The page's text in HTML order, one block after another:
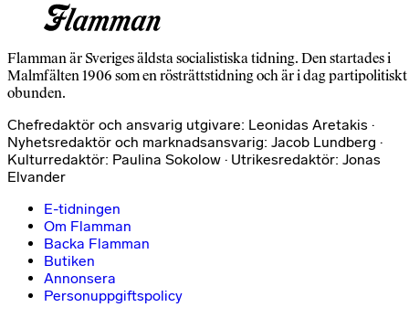
Flamman är Sveriges äldsta socialistiska tidning. Den startades i
Malmfälten 1906 som en rösträttstidning och är i dag partipolitiskt
obunden.
Chefredaktör och ansvarig utgivare: Leonidas Aretakis ·
Nyhetsredaktör och marknadsansvarig: Jacob Lundberg ·
Kulturredaktör: Paulina Sokolow · Utrikesredaktör: Jonas
Elvander
E-tidningen
Om Flamman
Backa Flamman
Butiken
Annonsera
Personuppgiftspolicy